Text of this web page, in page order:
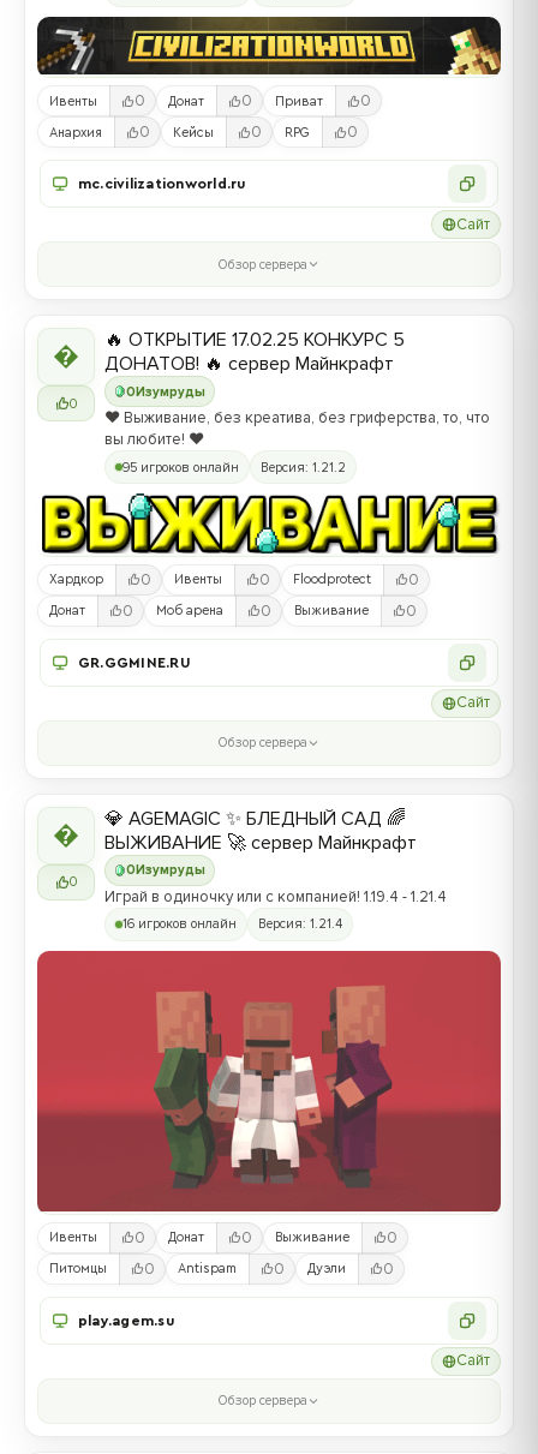
Ивенты 0 Донат 0 Приват 0
Анархия 0 Кейсы 0 RPG 0
mc.civilizationworld.ru
Сайт
Обзор сервера

0
0Изумруды
🔥 ОТКРЫТИЕ 17.02.25 КОНКУРС 5
ДОНАТОВ! 🔥 сервер Майнкрафт
❤️ Выживание, без креатива, без гриферства, то, что
вы любите! ❤️
95 игроков онлайн Версия: 1.21.2
Хардкор 0 Ивенты 0 Floodprotect 0
Донат 0 Моб арена 0 Выживание 0
GR.GGMINE.RU
Сайт
Обзор сервера

0
0 Изумруды
💎 AGEMAGIC ✨ БЛЕДНЫЙ САД 🌈
ВЫЖИВАНИЕ 🚀 сервер Майнкрафт
Играй в одиночку или с компанией! 1.19.4 - 1.21.4
16 игроков онлайн Версия: 1.21.4
Ивенты 0 Донат 0 Выживание 0
Питомцы 0 Antispam 0 Дуэли 0
play.agem.su
Сайт
Обзор сервера